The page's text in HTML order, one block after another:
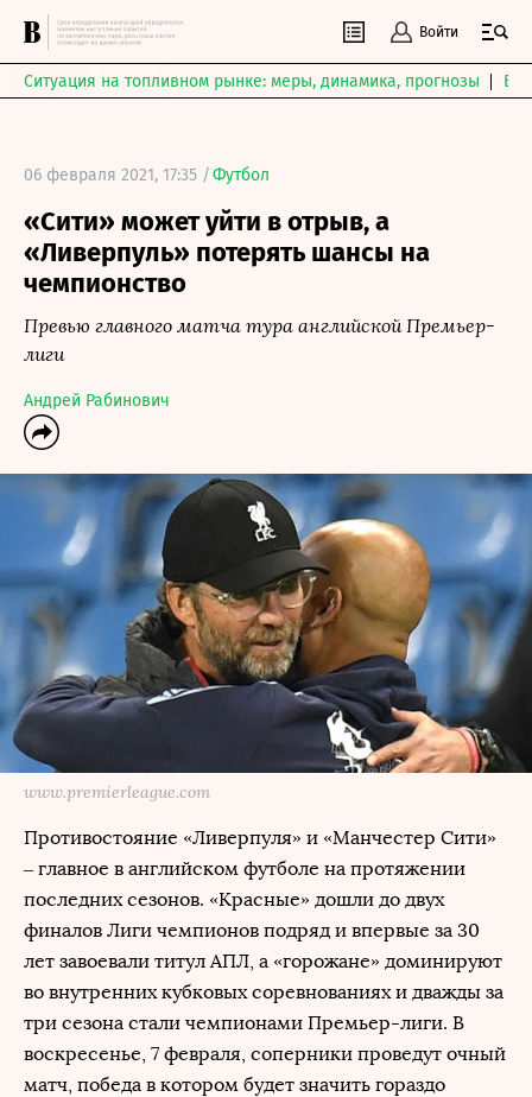
Войти
Ситуация на топливном рынке: меры, динамика, прогнозы
06 февраля 2021, 17:35 /Футбол
«Сити» может уйти в отрыв, а
«Ливерпуль» потерять шансы на
чемпионство
Превью главного матча тура английской Премьер-
лиги
Андрей Рабинович
www.premierleague.com
Противостояние «Ливерпуля» и «Манчестер Сити»
– главное в английском футболе на протяжении
последних сезонов. «Красные» дошли до двух
финалов Лиги чемпионов подряд и впервые за 30
лет завоевали титул АПЛ, а «горожане» доминируют
во внутренних кубковых соревнованиях и дважды за
три сезона стали чемпионами Премьер-лиги. В
воскресенье, 7 февраля, соперники проведут очный
матч, победа в котором будет значить гораздо